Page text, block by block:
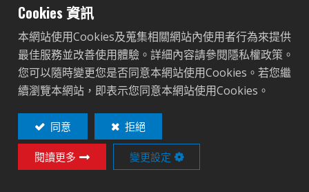
活動與報導
支援服務
登入
繁體中文
Français
Battery for GMG42 Drum
Magazine
G-11-104
G-11-104
Cookies 資訊
本網站使用Cookies及蒐集相關網站內使用者行為來提供
最佳服務並改善使用體驗。詳細內容請參閱隱私權政策。
您可以隨時變更您是否同意本網站使用Cookies。若您繼
續瀏覽本網站，即表示您同意本網站使用Cookies。
同意
拒絕
閱讀更多
變更設定